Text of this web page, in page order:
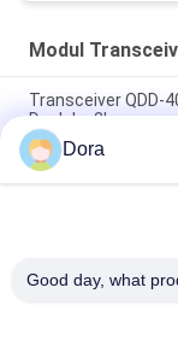
Modul
Transceiver QDD-
Dupleks 2km
QDD-400G-DR4-S
Duplex SMF
QDD-400G-LR4-S
Dora
Good day, what